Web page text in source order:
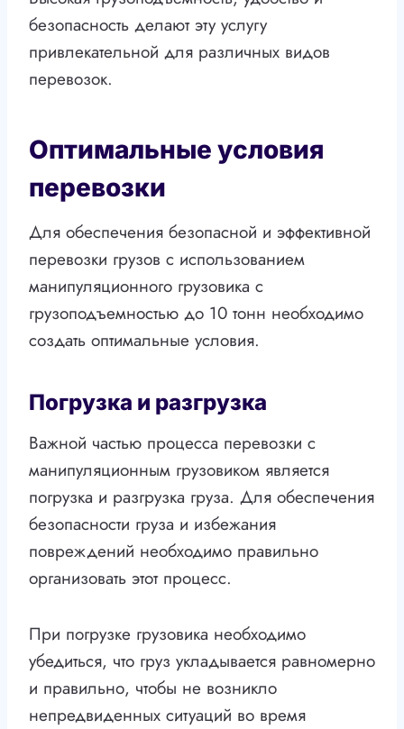
безопасность делают эту услугу
привлекательной для различных видов
перевозок.
Оптимальные условия
перевозки
Для обеспечения безопасной и эффективной
перевозки грузов с использованием
манипуляционного грузовика с
грузоподъемностью до 10 тонн необходимо
создать оптимальные условия.
Погрузка и разгрузка
Важной частью процесса перевозки с
манипуляционным грузовиком является
погрузка и разгрузка груза. Для обеспечения
безопасности груза и избежания
повреждений необходимо правильно
организовать этот процесс.
При погрузке грузовика необходимо
убедиться, что груз укладывается равномерно
и правильно, чтобы не возникло
непредвиденных ситуаций во время